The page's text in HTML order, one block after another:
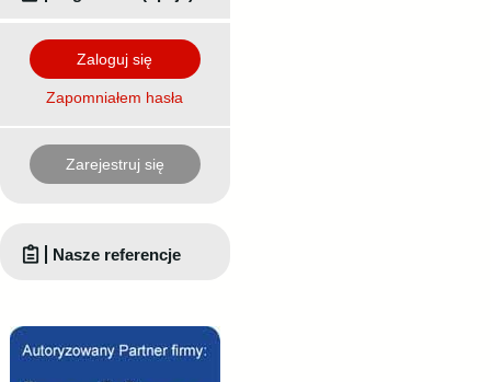
Zaloguj się
Zapomniałem hasła
Zarejestruj się
Nasze referencje